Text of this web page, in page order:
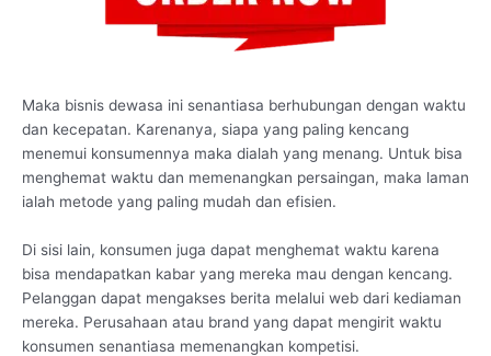
Maka bisnis dewasa ini senantiasa berhubungan dengan waktu
dan kecepatan. Karenanya, siapa yang paling kencang
menemui konsumennya maka dialah yang menang. Untuk bisa
menghemat waktu dan memenangkan persaingan, maka laman
ialah metode yang paling mudah dan efisien.
Di sisi lain, konsumen juga dapat menghemat waktu karena
bisa mendapatkan kabar yang mereka mau dengan kencang.
Pelanggan dapat mengakses berita melalui web dari kediaman
mereka. Perusahaan atau brand yang dapat mengirit waktu
konsumen senantiasa memenangkan kompetisi.